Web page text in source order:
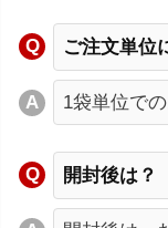
ご注文単位
1袋単位で
開封後は？